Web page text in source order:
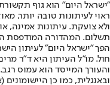
"ישראל היום" הוא גוף
ראוי לעיתונות טובה יותר,
ולא צועקת. עיתונות אמינה,
הפך "ישראל היום" לעיתון
חול. מו"ל העיתון היא ד"ר
והעורך המייסד הוא עמוס